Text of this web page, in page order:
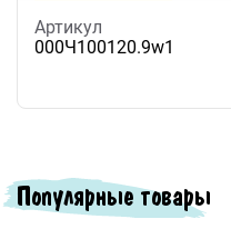
Артикул
000Ч100120.9w1
Популярные товары